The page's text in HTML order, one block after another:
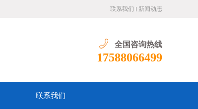
联系我们 新闻动态
全国咨询热线
17588066499
联系我们